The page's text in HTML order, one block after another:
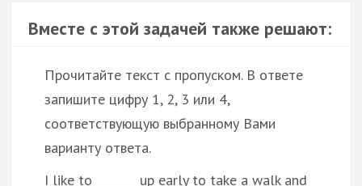
Вместе с этой задачей также решают:
Прочитайте текст с пропуском. В ответе
запишите цифру 1, 2, 3 или 4,
соответствующую выбранному Вами
варианту ответа.
I like to _______ up early to take a walk and